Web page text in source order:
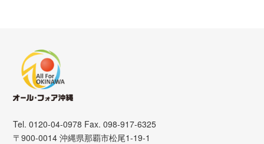
Tel. 0120-04-0978 Fax. 098-917-6325
〒900-0014 沖縄県那覇市松尾1-19-1